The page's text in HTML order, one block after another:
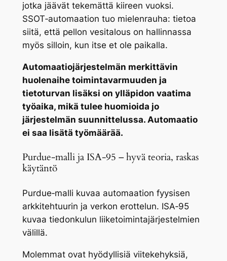
jotka jäävät tekemättä kiireen vuoksi.
SSOT‑automaation tuo mielenrauha: tietoa
siitä, että pellon vesitalous on hallinnassa
myös silloin, kun itse et ole paikalla.
Automaatiojärjestelmän merkittävin
huolenaihe toimintavarmuuden ja
tietoturvan lisäksi on ylläpidon vaatima
työaika, mikä tulee huomioida jo
järjestelmän suunnittelussa. Automaatio
ei saa lisätä työmäärää.
Purdue‑malli ja ISA‑95 – hyvä teoria, raskas
käytäntö
Purdue‑malli kuvaa automaation fyysisen
arkkitehtuurin ja verkon erottelun. ISA‑95
kuvaa tiedonkulun liiketoimintajärjestelmien
välillä.
Molemmat ovat hyödyllisiä viitekehyksiä,